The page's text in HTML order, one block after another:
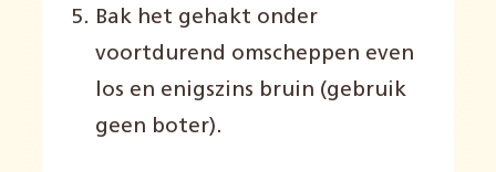
Bak het gehakt onder
voortdurend omscheppen even
los en enigszins bruin (gebruik
geen boter).